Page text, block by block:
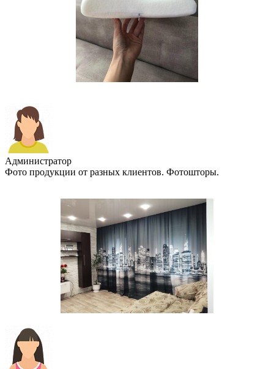
Администратор
Фото продукции от разных клиентов. Фотошторы.